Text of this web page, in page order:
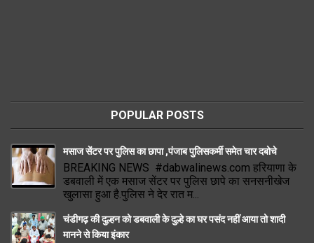
POPULAR POSTS
मसाज सेंटर पर पुलिस का छापा ,पंजाब पुलिसकर्मी समेत चार दबोचे
BREAKING NEWS #dabwalinews.com हरियाणा के
डबवाली में एक मसाज सेंटर पर पुलिस छापे का सनसनीखेज
खुलासा हुआ है.पुलिस ने देर रात म...
चंडीगढ़ की दुल्हन को डबवाली के दुल्हे का घर पसंद नहीं आया तो शादी
मानने से किया इंकार